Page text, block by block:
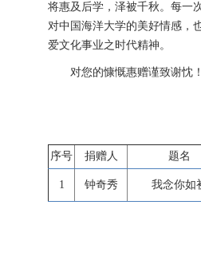
将惠及后学，泽被千秋。每一
对中国海洋大学的美好情感，
爱文化事业之时代精神。
对您的慷慨惠赠谨致谢忱！
序号 捐赠人 题名
1 钟奇秀 我念你如